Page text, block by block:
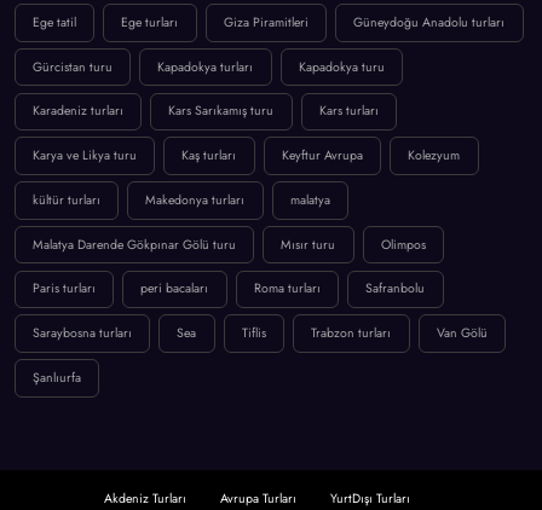
Ege tatil Ege turları Giza Piramitleri Güneydoğu Anadolu turları
Gürcistan turu Kapadokya turları Kapadokya turu
Karadeniz turları Kars Sarıkamış turu Kars turları
Karya ve Likya turu Kaş turları Keyftur Avrupa Kolezyum
kültür turları Makedonya turları malatya
Malatya Darende Gökpınar Gölü turu Mısır turu Olimpos
Paris turları peri bacaları Roma turları Safranbolu
Saraybosna turları Sea Tiflis Trabzon turları Van Gölü
Şanlıurfa
Akdeniz Turları Avrupa Turları YurtDışı Turları